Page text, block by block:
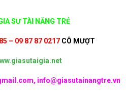
SƯ TÀI NĂNG TRẺ
– 09 87 87 0217 CÔ MƯỢT
info@giasutainangtre.vn